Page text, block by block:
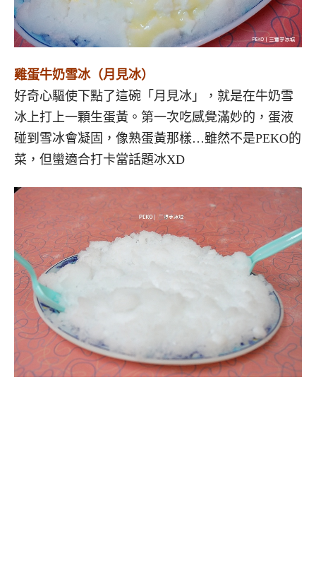
雞蛋牛奶雪冰（月見冰）
好奇心驅使下點了這碗「月見冰」，就是在牛奶雪
冰上打上一顆生蛋黃。第一次吃感覺滿妙的，蛋液
碰到雪冰會凝固，像熟蛋黃那樣…雖然不是PEKO的
菜，但蠻適合打卡當話題冰XD